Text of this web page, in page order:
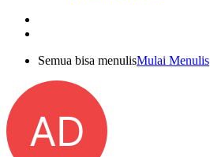
Semua bisa menulisMulai Menulis
AD